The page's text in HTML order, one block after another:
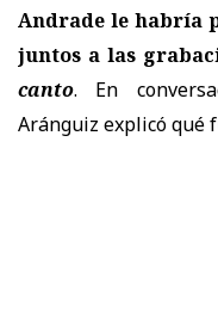
Andrade le habría
juntos a las
canto. En
Aránguiz explicó qué